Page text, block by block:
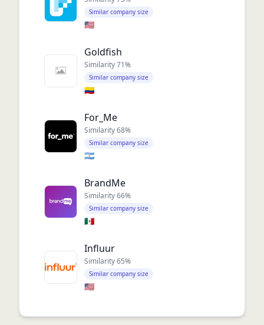
Similar company size
🇺🇸
Goldfish
Similarity71%
Similar company size
🇨🇴
For_Me
Similarity68%
Similar company size
🇦🇷
BrandMe
Similarity66%
Similar company size
🇲🇽
Influur
Similarity65%
Similar company size
🇺🇸